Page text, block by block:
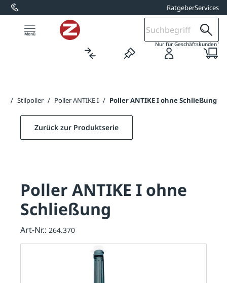
springen RatgeberServices
Nur für Geschäftskunden1
/ Stilpoller / Poller ANTIKE I / Poller ANTIKE I ohne Schließung
Zurück zur Produktserie
Poller ANTIKE I ohne
Schließung
Art-Nr.: 264.370